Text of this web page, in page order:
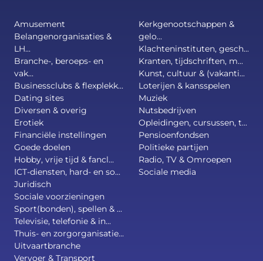
Amusement
Belangenorganisaties &
LH...
Branche-, beroeps- en
vak...
Businessclubs & flexplekk...
Dating sites
Diversen & overig
Erotiek
Financiële instellingen
Goede doelen
Hobby, vrije tijd & fancl...
ICT-diensten, hard- en so...
Juridisch
Kerkgenootschappen &
gelo...
Klachteninstituten, gesch...
Kranten, tijdschriften, m...
Kunst, cultuur & (vakanti...
Loterijen & kansspelen
Muziek
Nutsbedrijven
Opleidingen, cursussen, t...
Pensioenfondsen
Politieke partijen
Radio, TV & Omroepen
Sociale media
Sociale voorzieningen
Sport(bonden), spellen & ...
Televisie, telefonie & in...
Thuis- en zorgorganisatie...
Uitvaartbranche
Vervoer & Transport